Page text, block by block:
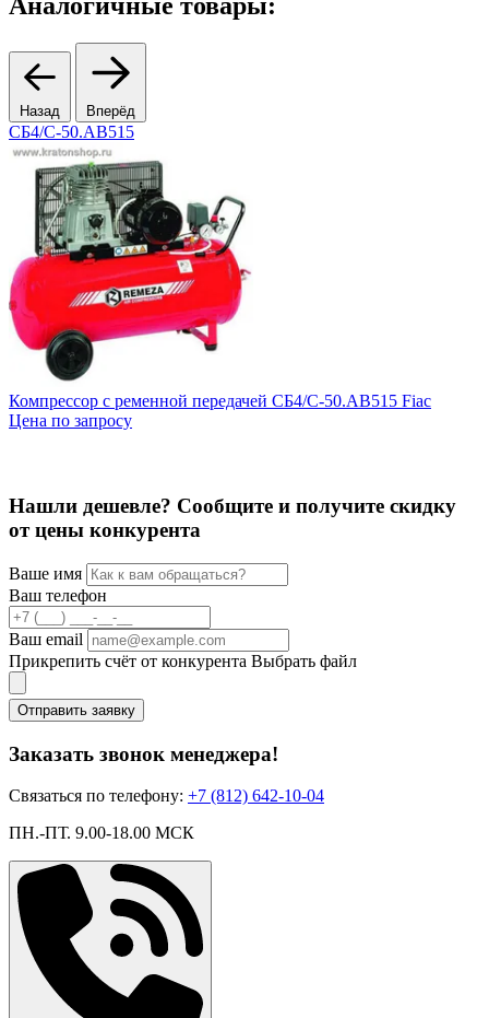
Назад Вперёд
СБ4/С-50.АВ515
Компрессор с ременной передачей СБ4/С-50.АВ515 Fiac
Цена по запросу
Нашли дешевле? Сообщите и получите скидку
от цены конкурента
Ваше имя
Ваш телефон
Ваш email
Прикрепить счёт от конкурента Выбрать файл
Отправить заявку
Заказать звонок менеджера!
Связаться по телефону: +7 (812) 642-10-04
ПН.-ПТ. 9.00-18.00 МСК